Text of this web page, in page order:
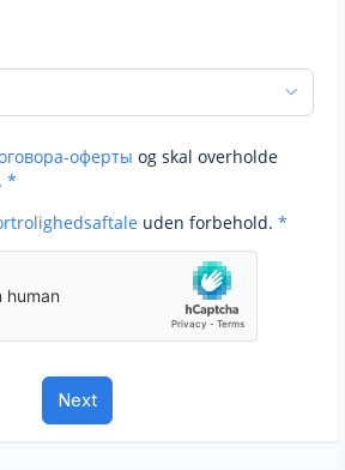
оферты og skal overholde
*
uden forbehold. *